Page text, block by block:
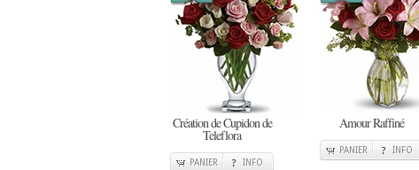
Création de Cupidon de
Teleflora
PANIER INFO
Amour Raffiné
PANIER INFO